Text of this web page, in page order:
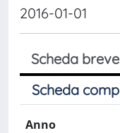
2016-01-01
Scheda breve
Scheda
Anno